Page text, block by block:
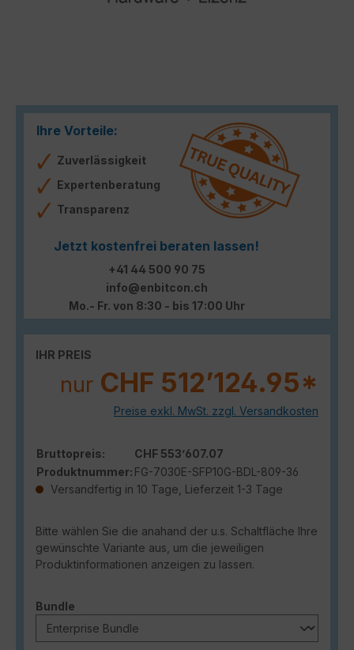
Ihre Vorteile:
Zuverlässigkeit
Expertenberatung
Transparenz
Jetzt kostenfrei beraten lassen!
+41 44 500 90 75
info@enbitcon.ch
Mo.- Fr. von 8:30 - bis 17:00 Uhr
IHR PREIS
nur CHF 512’124.95*
Preise exkl. MwSt. zzgl. Versandkosten
Bruttopreis:
CHF 553’607.07
Produktnummer: FG-7030E-SFP10G-BDL-809-36
Versandfertig in 10 Tage, Lieferzeit 1-3 Tage
Bitte wählen Sie die anahand der u.s. Schaltfläche Ihre
gewünschte Variante aus, um die jeweiligen
Produktinformationen anzeigen zu lassen.
Bundle